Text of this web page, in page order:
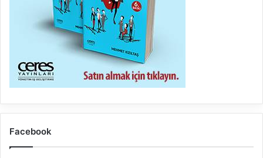
Facebook